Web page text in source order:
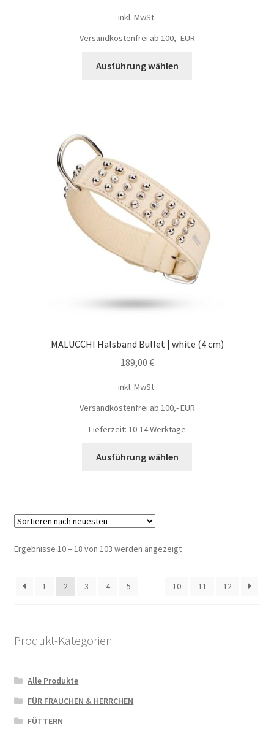
inkl. MwSt.
Versandkostenfrei ab 100,- EUR
Ausführung wählen
MALUCCHI Halsband Bullet | white (4 cm)
189,00 €
inkl. MwSt.
Versandkostenfrei ab 100,- EUR
Lieferzeit: 10-14 Werktage
Ausführung wählen
Ergebnisse 10 – 18 von 103 werden angezeigt
1 2 3 4 5 … 10 11 12
Produkt-Kategorien
Alle Produkte
FÜR FRAUCHEN & HERRCHEN
FÜTTERN